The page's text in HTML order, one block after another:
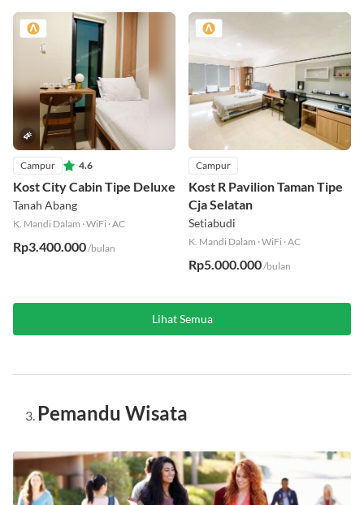
Campur 4.6
Kost City Cabin Tipe Deluxe
Tanah Abang
K. Mandi Dalam ·WiFi ·AC
Rp3.400.000/bulan
Campur
Kost R Pavilion Taman Tipe
Cja Selatan
Setiabudi
K. Mandi Dalam ·WiFi ·AC
Rp5.000.000/bulan
Lihat Semua
Pemandu Wisata